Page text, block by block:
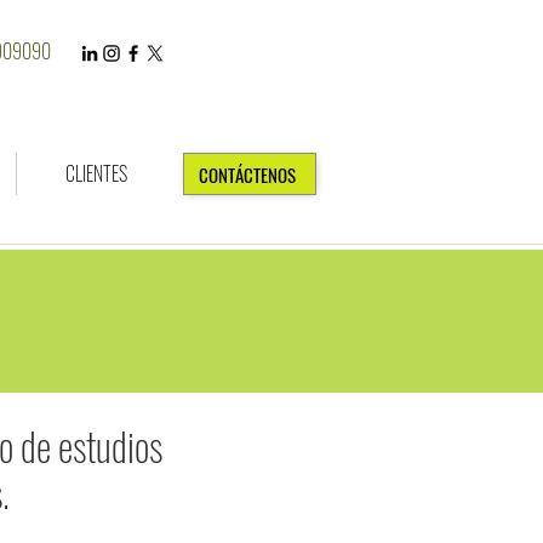
CLIENTES CONTÁCTENOS
de estudios